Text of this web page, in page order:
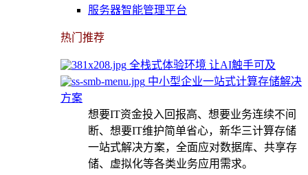
服务器智能管理平台
热门推荐
全栈式体验环境 让AI触手可及
中小型企业一站式计算存储解决
方案
想要IT资金投入回报高、想要业务连续不间
断、想要IT维护简单省心，新华三计算存储
一站式解决方案，全面应对数据库、共享存
储、虚拟化等各类业务应用需求。